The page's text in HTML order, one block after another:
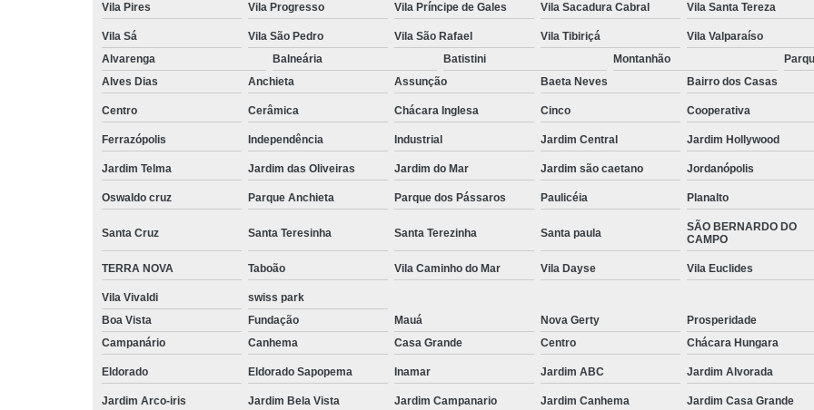
Vila Pires Vila Progresso Vila Príncipe de Gales Vila Sacadura Cabral Vila Santa Tereza
Vila Sá Vila São Pedro Vila São Rafael Vila Tibiriçá Vila Valparaíso
Alvarenga
Balneária Batistini Montanhão
Alves Dias
Anchieta Assunção Baeta Neves Bairro dos Casas
Centro Cerâmica Chácara Inglesa Cinco Cooperativa
Ferrazópolis Independência Industrial Jardim Central Jardim Hollywood
Jardim Telma Jardim das Oliveiras Jardim do Mar Jardim são caetano Jordanópolis
Oswaldo cruz Parque Anchieta Parque dos Pássaros Paulicéia Planalto
Santa Cruz Santa Teresinha Santa Terezinha Santa paula
SÃO BERNARDO DO
CAMPO
TERRA NOVA Taboão Vila Caminho do Mar Vila Dayse Vila Euclides
Vila Vivaldi
swiss park
Boa Vista
Fundação Mauá Nova Gerty Prosperidade
Campanário
Canhema Casa Grande Centro Chácara Hungara
Eldorado Eldorado Sapopema Inamar Jardim ABC Jardim Alvorada
Jardim Arco-iris Jardim Bela Vista Jardim Campanario Jardim Canhema Jardim Casa Grande